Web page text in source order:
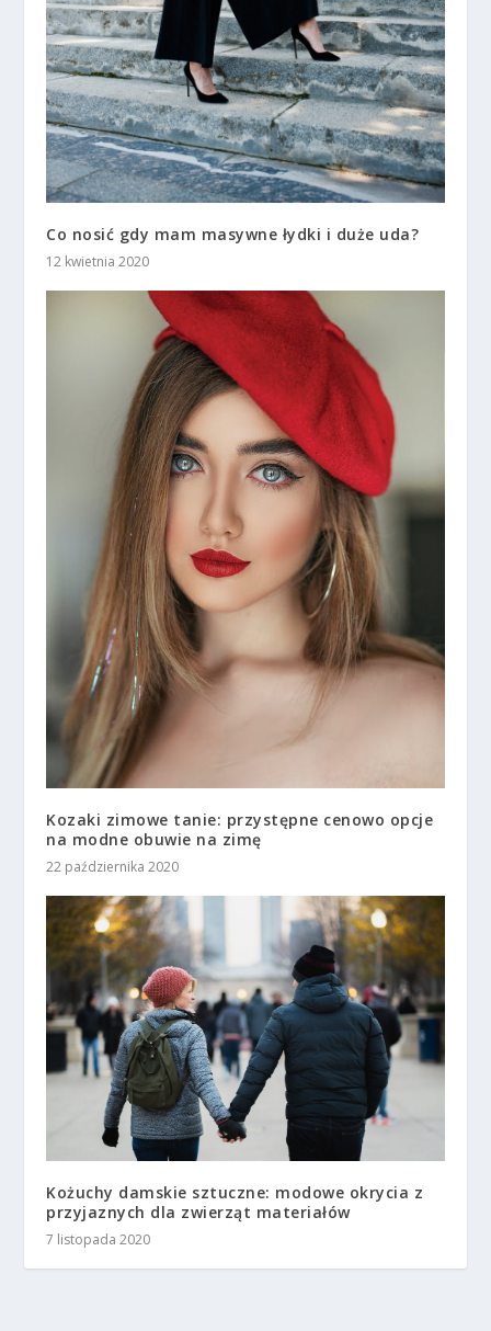
Co nosić gdy mam masywne łydki i duże uda?
12 kwietnia 2020
Kozaki zimowe tanie: przystępne cenowo opcje
na modne obuwie na zimę
22 października 2020
Kożuchy damskie sztuczne: modowe okrycia z
przyjaznych dla zwierząt materiałów
7 listopada 2020